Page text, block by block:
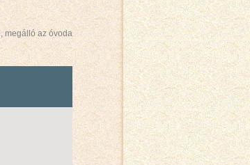
megálló az óvoda